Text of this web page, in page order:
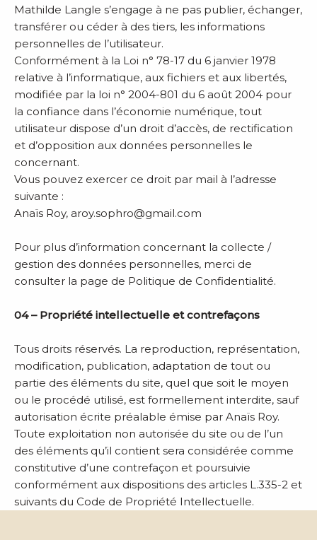
Mathilde Langle s’engage à ne pas publier, échanger,
transférer ou céder à des tiers, les informations
personnelles de l’utilisateur.
Conformément à la Loi n° 78-17 du 6 janvier 1978
relative à l’informatique, aux fichiers et aux libertés,
modifiée par la loi n° 2004-801 du 6 août 2004 pour
la confiance dans l’économie numérique, tout
utilisateur dispose d’un droit d’accès, de rectification
et d’opposition aux données personnelles le
concernant.
Vous pouvez exercer ce droit par mail à l’adresse
suivante :
Anaïs Roy, aroy.sophro@gmail.com
Pour plus d’information concernant la collecte /
gestion des données personnelles, merci de
consulter la page de Politique de Confidentialité.
04 – Propriété intellectuelle et contrefaçons
Tous droits réservés. La reproduction, représentation,
modification, publication, adaptation de tout ou
partie des éléments du site, quel que soit le moyen
ou le procédé utilisé, est formellement interdite, sauf
autorisation écrite préalable émise par Anaïs Roy.
Toute exploitation non autorisée du site ou de l’un
des éléments qu’il contient sera considérée comme
constitutive d’une contrefaçon et poursuivie
conformément aux dispositions des articles L.335-2 et
suivants du Code de Propriété Intellectuelle.